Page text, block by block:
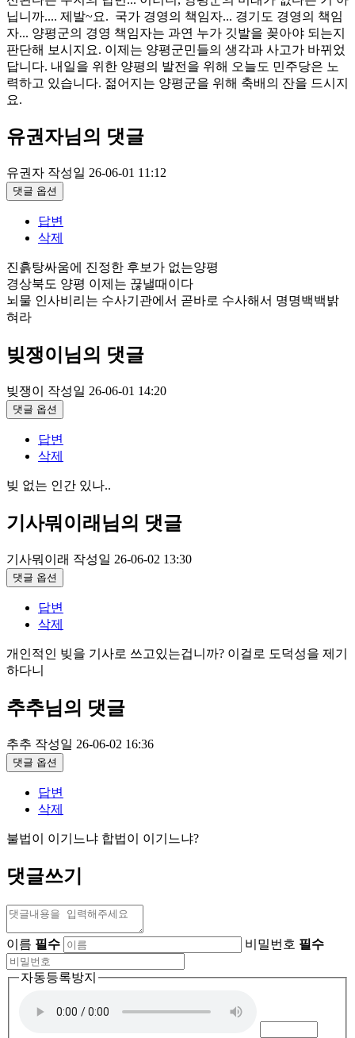
닙니까.... 제발~요. 국가 경영의 책임자... 경기도 경영의 책임
자... 양평군의 경영 책임자는 과연 누가 깃발을 꽂아야 되는지
판단해 보시지요. 이제는 양평군민들의 생각과 사고가 바뀌었
답니다. 내일을 위한 양평의 발전을 위해 오늘도 민주당은 노
력하고 있습니다. 젊어지는 양평군을 위해 축배의 잔을 드시지
요.
유권자님의 댓글
유권자 작성일 26-06-01 11:12
댓글 옵션
답변
삭제
진흙탕싸움에 진정한 후보가 없는양평
경상북도 양평 이제는 끊낼때이다
뇌물 인사비리는 수사기관에서 곧바로 수사해서 명명백백밝
혀라
빚쟁이님의 댓글
빚쟁이 작성일 26-06-01 14:20
댓글 옵션
답변
삭제
빚 없는 인간 있나..
기사뭐이래님의 댓글
기사뭐이래 작성일 26-06-02 13:30
댓글 옵션
답변
삭제
개인적인 빚을 기사로 쓰고있는겁니까? 이걸로 도덕성을 제기
하다니
추추님의 댓글
추추 작성일 26-06-02 16:36
댓글 옵션
답변
삭제
불법이 이기느냐 합법이 이기느냐?
댓글쓰기
이름 필수 비밀번호 필수
자동등록방지